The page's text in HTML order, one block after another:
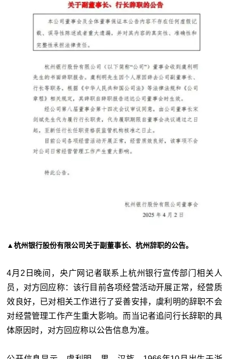
▲杭州银行股份有限公司关于副董事长、杭州辞职的公告。
4月2日晚间，央广网记者联系上杭州银行宣传部门相关人
员，对方回应称：该行目前各项经营活动开展正常，经营质
效良好，已对相关工作进行了妥善安排，虞利明的辞职不会
对经营管理工作产生重大影响。而当记者追问行长辞职的具
体原因时，对方回应称以公告信息为准。